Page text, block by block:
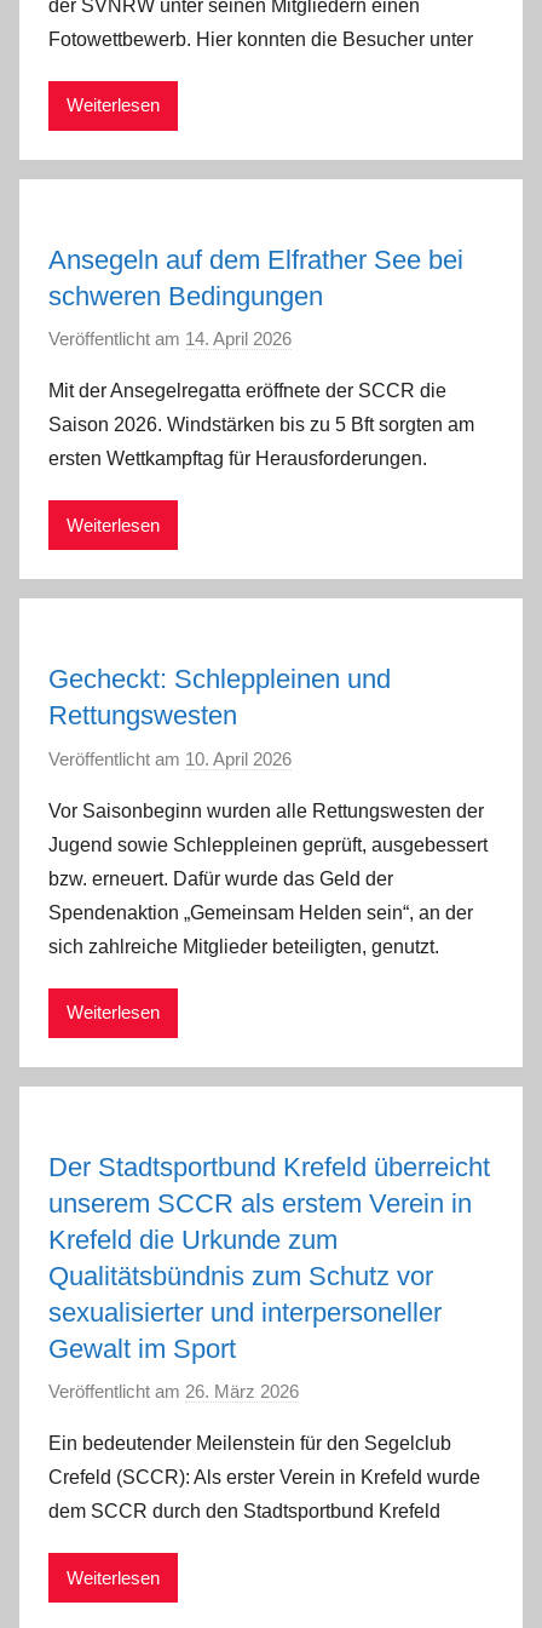
T
o
m
m
a
t
h
der SVNRW unter seinen Mitgliedern einen
Fotowettbewerb. Hier konnten die Besucher unter
Weiterlesen
Ansegeln auf dem Elfrather See bei
schweren Bedingungen
Veröffentlicht am 14. April 2026
n
a
d
Mit der Ansegelregatta eröffnete der SCCR die
Saison 2026. Windstärken bis zu 5 Bft sorgten am
ersten Wettkampftag für Herausforderungen.
Weiterlesen
Gecheckt: Schleppleinen und
Rettungswesten
Veröffentlicht am 10. April 2026
n
a
d
m
i
Vor Saisonbeginn wurden alle Rettungswesten der
Jugend sowie Schleppleinen geprüft, ausgebessert
bzw. erneuert. Dafür wurde das Geld der
Spendenaktion „Gemeinsam Helden sein“, an der
sich zahlreiche Mitglieder beteiligten, genutzt.
Weiterlesen
Der Stadtsportbund Krefeld überreicht
unserem SCCR als erstem Verein in
Krefeld die Urkunde zum
Qualitätsbündnis zum Schutz vor
sexualisierter und interpersoneller
Gewalt im Sport
Veröffentlicht am 26. März 2026
n
M
i
Ein bedeutender Meilenstein für den Segelclub
Crefeld (SCCR): Als erster Verein in Krefeld wurde
dem SCCR durch den Stadtsportbund Krefeld
Weiterlesen